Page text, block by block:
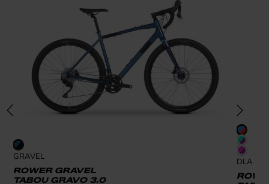
GRAVEL
ROWER GRAVEL
TABOU GRAVO 3.0
DLA